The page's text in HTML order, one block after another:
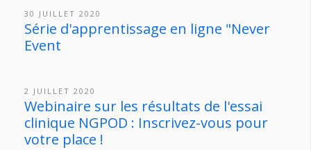
30 JUILLET 2020
Série d'apprentissage en ligne "Never
Event
2 JUILLET 2020
Webinaire sur les résultats de l'essai
clinique NGPOD : Inscrivez-vous pour
votre place !